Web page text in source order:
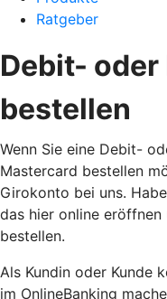
Ratgeber
Debit-
bestellen
Wenn Sie eine Debit-
Mastercard bestellen
Girokonto bei uns.
das hier online
bestellen.
Als Kundin oder Kunde
im OnlineBanking